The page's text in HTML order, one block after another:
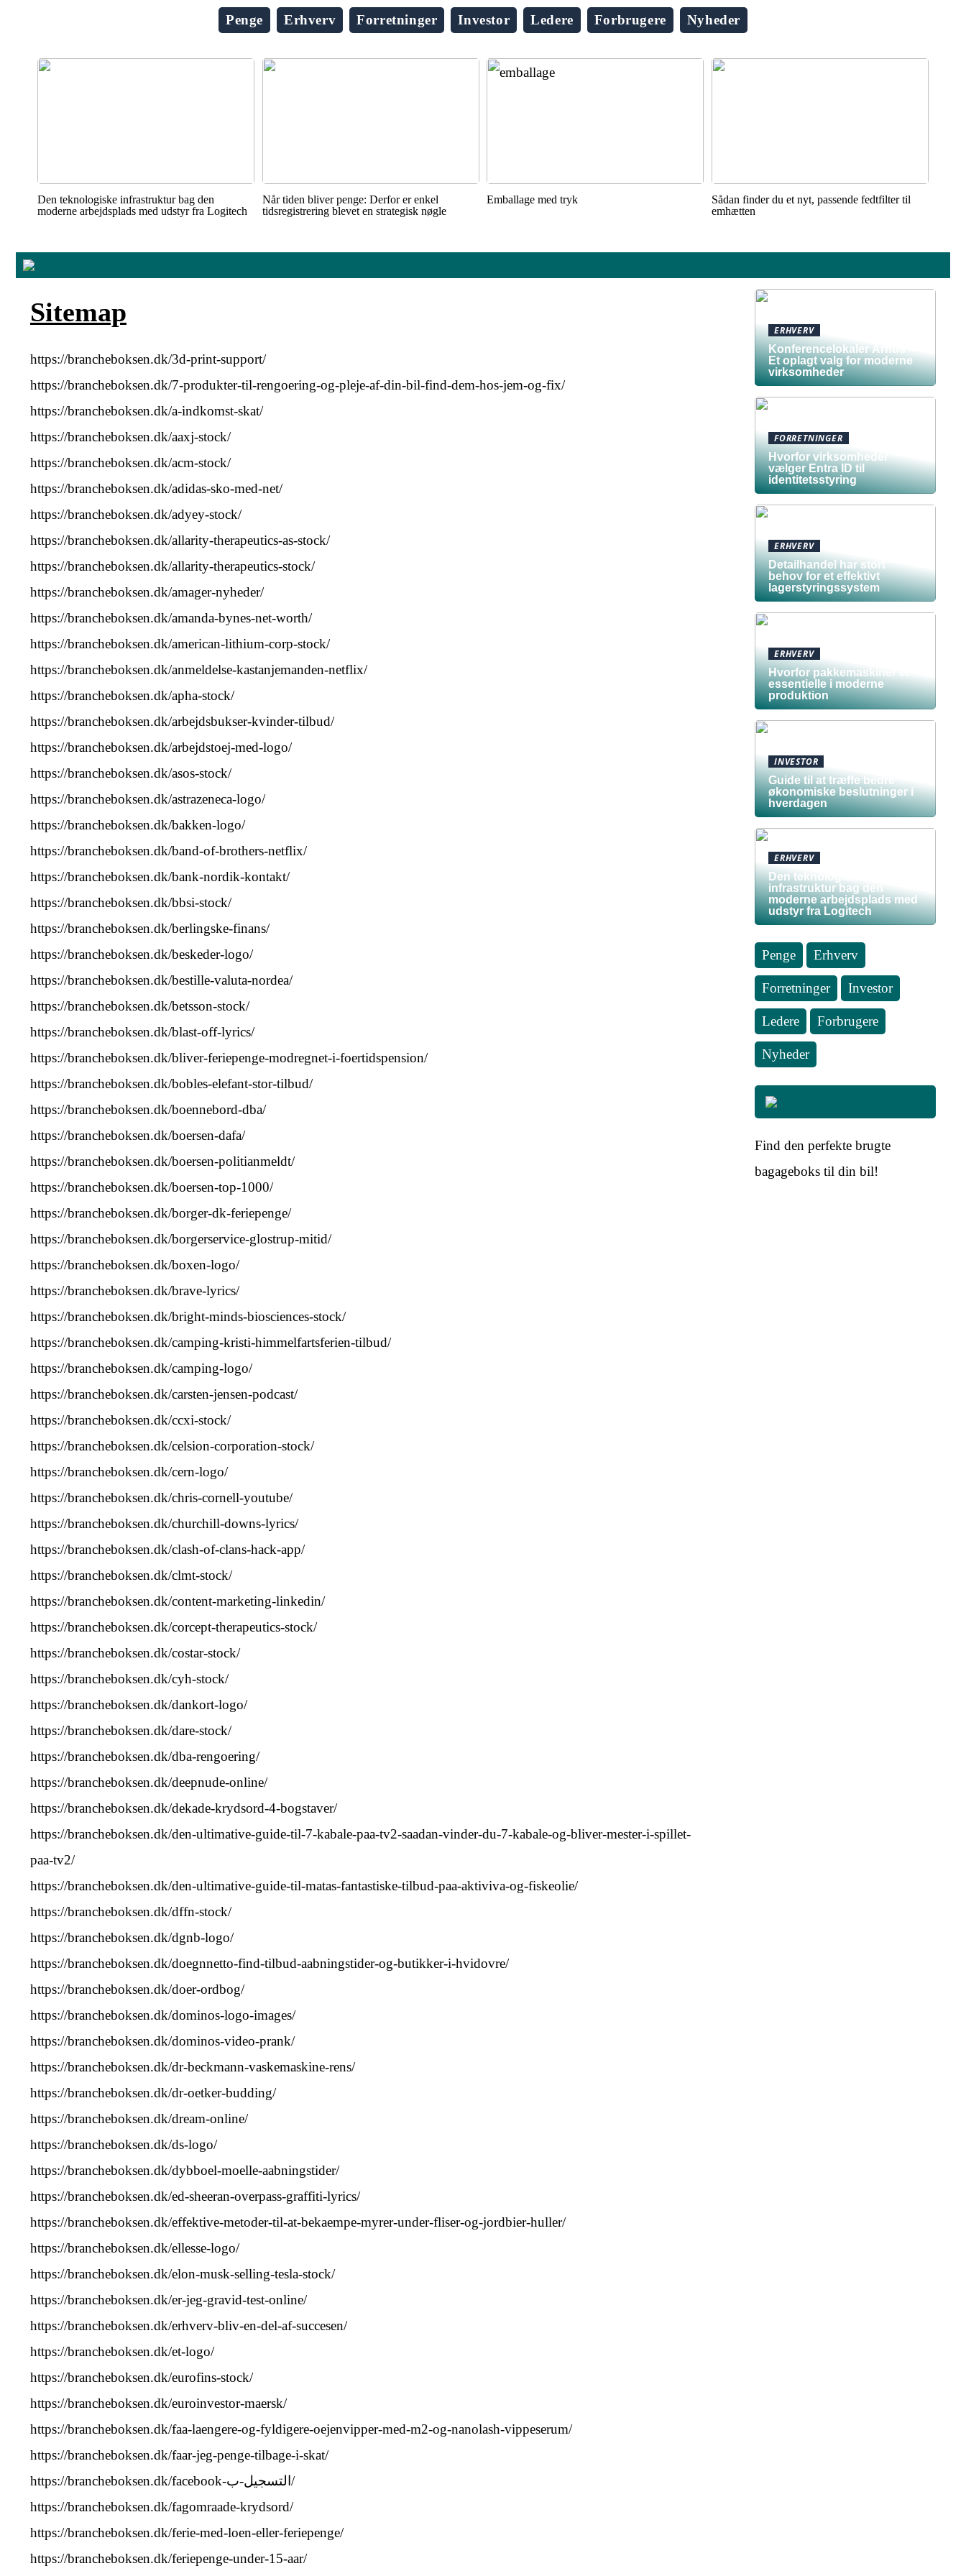
Penge Erhverv Forretninger Investor Ledere Forbrugere Nyheder
Den teknologiske infrastruktur bag den
moderne arbejdsplads med udstyr fra Logitech
Når tiden bliver penge: Derfor er enkel
tidsregistrering blevet en strategisk nøgle
Emballage med tryk
Sådan finder du et nyt, passende fedtfilter til
emhætten
Sitemap
https://brancheboksen.dk/3d-print-support/
https://brancheboksen.dk/7-produkter-til-rengoering-og-pleje-af-din-bil-find-dem-hos-jem-og-fix/
https://brancheboksen.dk/a-indkomst-skat/
https://brancheboksen.dk/aaxj-stock/
https://brancheboksen.dk/acm-stock/
https://brancheboksen.dk/adidas-sko-med-net/
https://brancheboksen.dk/adyey-stock/
https://brancheboksen.dk/allarity-therapeutics-as-stock/
https://brancheboksen.dk/allarity-therapeutics-stock/
https://brancheboksen.dk/amager-nyheder/
https://brancheboksen.dk/amanda-bynes-net-worth/
https://brancheboksen.dk/american-lithium-corp-stock/
https://brancheboksen.dk/anmeldelse-kastanjemanden-netflix/
https://brancheboksen.dk/apha-stock/
https://brancheboksen.dk/arbejdsbukser-kvinder-tilbud/
https://brancheboksen.dk/arbejdstoej-med-logo/
https://brancheboksen.dk/asos-stock/
https://brancheboksen.dk/astrazeneca-logo/
https://brancheboksen.dk/bakken-logo/
https://brancheboksen.dk/band-of-brothers-netflix/
https://brancheboksen.dk/bank-nordik-kontakt/
https://brancheboksen.dk/bbsi-stock/
https://brancheboksen.dk/berlingske-finans/
https://brancheboksen.dk/beskeder-logo/
https://brancheboksen.dk/bestille-valuta-nordea/
https://brancheboksen.dk/betsson-stock/
https://brancheboksen.dk/blast-off-lyrics/
https://brancheboksen.dk/bliver-feriepenge-modregnet-i-foertidspension/
https://brancheboksen.dk/bobles-elefant-stor-tilbud/
https://brancheboksen.dk/boennebord-dba/
https://brancheboksen.dk/boersen-dafa/
https://brancheboksen.dk/boersen-politianmeldt/
https://brancheboksen.dk/boersen-top-1000/
https://brancheboksen.dk/borger-dk-feriepenge/
https://brancheboksen.dk/borgerservice-glostrup-mitid/
https://brancheboksen.dk/boxen-logo/
https://brancheboksen.dk/brave-lyrics/
https://brancheboksen.dk/bright-minds-biosciences-stock/
https://brancheboksen.dk/camping-kristi-himmelfartsferien-tilbud/
https://brancheboksen.dk/camping-logo/
https://brancheboksen.dk/carsten-jensen-podcast/
https://brancheboksen.dk/ccxi-stock/
https://brancheboksen.dk/celsion-corporation-stock/
https://brancheboksen.dk/cern-logo/
https://brancheboksen.dk/chris-cornell-youtube/
https://brancheboksen.dk/churchill-downs-lyrics/
https://brancheboksen.dk/clash-of-clans-hack-app/
https://brancheboksen.dk/clmt-stock/
https://brancheboksen.dk/content-marketing-linkedin/
https://brancheboksen.dk/corcept-therapeutics-stock/
https://brancheboksen.dk/costar-stock/
https://brancheboksen.dk/cyh-stock/
https://brancheboksen.dk/dankort-logo/
https://brancheboksen.dk/dare-stock/
https://brancheboksen.dk/dba-rengoering/
https://brancheboksen.dk/deepnude-online/
https://brancheboksen.dk/dekade-krydsord-4-bogstaver/
https://brancheboksen.dk/den-ultimative-guide-til-7-kabale-paa-tv2-saadan-vinder-du-7-kabale-og-bliver-mester-i-spillet-
paa-tv2/
https://brancheboksen.dk/den-ultimative-guide-til-matas-fantastiske-tilbud-paa-aktiviva-og-fiskeolie/
https://brancheboksen.dk/dffn-stock/
https://brancheboksen.dk/dgnb-logo/
https://brancheboksen.dk/doegnnetto-find-tilbud-aabningstider-og-butikker-i-hvidovre/
https://brancheboksen.dk/doer-ordbog/
https://brancheboksen.dk/dominos-logo-images/
https://brancheboksen.dk/dominos-video-prank/
https://brancheboksen.dk/dr-beckmann-vaskemaskine-rens/
https://brancheboksen.dk/dr-oetker-budding/
https://brancheboksen.dk/dream-online/
https://brancheboksen.dk/ds-logo/
https://brancheboksen.dk/dybboel-moelle-aabningstider/
https://brancheboksen.dk/ed-sheeran-overpass-graffiti-lyrics/
https://brancheboksen.dk/effektive-metoder-til-at-bekaempe-myrer-under-fliser-og-jordbier-huller/
https://brancheboksen.dk/ellesse-logo/
https://brancheboksen.dk/elon-musk-selling-tesla-stock/
https://brancheboksen.dk/er-jeg-gravid-test-online/
https://brancheboksen.dk/erhverv-bliv-en-del-af-succesen/
https://brancheboksen.dk/et-logo/
https://brancheboksen.dk/eurofins-stock/
https://brancheboksen.dk/euroinvestor-maersk/
https://brancheboksen.dk/faa-laengere-og-fyldigere-oejenvipper-med-m2-og-nanolash-vippeserum/
https://brancheboksen.dk/faar-jeg-penge-tilbage-i-skat/
https://brancheboksen.dk/facebook-التسجيل-ب/
https://brancheboksen.dk/fagomraade-krydsord/
https://brancheboksen.dk/ferie-med-loen-eller-feriepenge/
https://brancheboksen.dk/feriepenge-under-15-aar/
ERHVERV
Konferencelokaler Århus –
Et oplagt valg for moderne
virksomheder
FORRETNINGER
Hvorfor virksomheder
vælger Entra ID til
identitetsstyring
ERHVERV
Detailhandel har stort
behov for et effektivt
lagerstyringssystem
ERHVERV
Hvorfor pakkemaskiner er
essentielle i moderne
produktion
INVESTOR
Guide til at træffe bedre
økonomiske beslutninger i
hverdagen
ERHVERV
Den teknologiske
infrastruktur bag den
moderne arbejdsplads med
udstyr fra Logitech
Penge Erhverv
Forretninger Investor
Ledere Forbrugere
Nyheder
Find den perfekte brugte
bagageboks til din bil!